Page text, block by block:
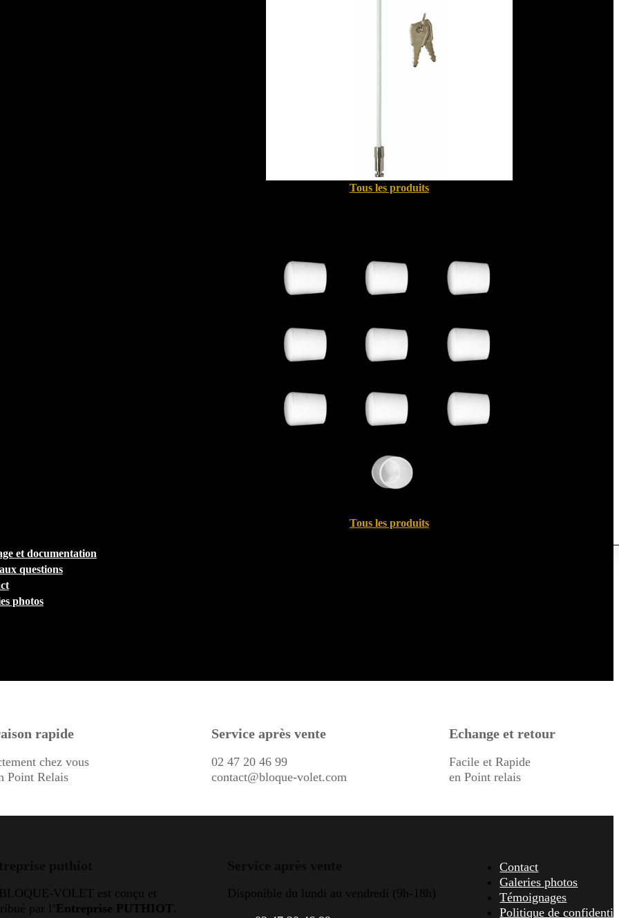
Tous les produits
Tous les produits
et documentation
questions
photos
rapide
chez vous
Point Relais
Service après vente
02 47 20 46 99
contact@bloque-volet.com
Echange et retour
Facile et Rapide
en Point relais
VOLET est conçu et
par l’ Entreprise PUTHIOT.
Disponible du lundi au vendredi (9h-18h)
Contact
Galeries photos
Témoignages
Politique de